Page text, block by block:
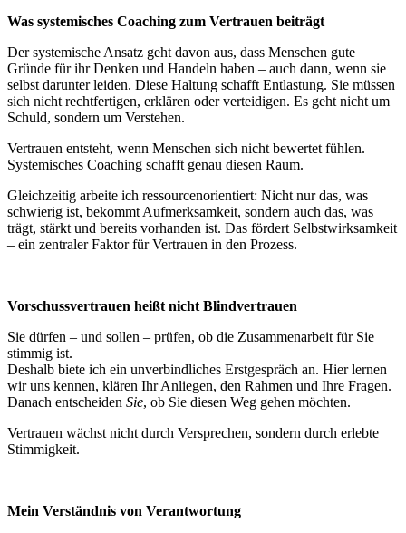
Was systemisches Coaching zum Vertrauen beiträgt
Der systemische Ansatz geht davon aus, dass Menschen gute
Gründe für ihr Denken und Handeln haben – auch dann, wenn sie
selbst darunter leiden. Diese Haltung schafft Entlastung. Sie müssen
sich nicht rechtfertigen, erklären oder verteidigen. Es geht nicht um
Schuld, sondern um Verstehen.
Vertrauen entsteht, wenn Menschen sich nicht bewertet fühlen.
Systemisches Coaching schafft genau diesen Raum.
Gleichzeitig arbeite ich ressourcenorientiert: Nicht nur das, was
schwierig ist, bekommt Aufmerksamkeit, sondern auch das, was
trägt, stärkt und bereits vorhanden ist. Das fördert Selbstwirksamkeit
– ein zentraler Faktor für Vertrauen in den Prozess.
Vorschussvertrauen heißt nicht Blindvertrauen
Sie dürfen – und sollen – prüfen, ob die Zusammenarbeit für Sie
stimmig ist.
Deshalb biete ich ein unverbindliches Erstgespräch an. Hier lernen
wir uns kennen, klären Ihr Anliegen, den Rahmen und Ihre Fragen.
Danach entscheiden Sie, ob Sie diesen Weg gehen möchten.
Vertrauen wächst nicht durch Versprechen, sondern durch erlebte
Stimmigkeit.
Mein Verständnis von Verantwortung